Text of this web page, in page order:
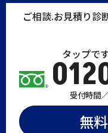
ご相談.お見積り診
タップで
受付時間
無